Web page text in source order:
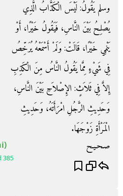
وسلم يَقُولُ‏:‏ لَيْسَ الْكَذَّابُ الَّذِي
يُصْلِحُ بَيْنَ النَّاسِ، فَيَقُولُ خَيْرًا، أَوْ
يَنْمِي خَيْرًا، قَالَتْ‏:‏ وَلَمْ أَسْمَعْهُ يُرَخِّصُ
فِي شَيْءٍ مِمَّا يَقُولُ النَّاسُ مِنَ الْكَذِبِ
إِلاَّ فِي ثَلاَثٍ‏:‏ الإِصْلاَحِ بَيْنَ النَّاسِ،
وَحَدِيثِ الرَّجُلِ امْرَأَتَهُ، وَحَدِيثِ
الْمَرْأَةِ زَوْجَهَا‏.‏
صـحـيـح
385